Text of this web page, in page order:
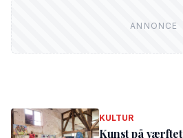
KULTUR
Kunst på værftet